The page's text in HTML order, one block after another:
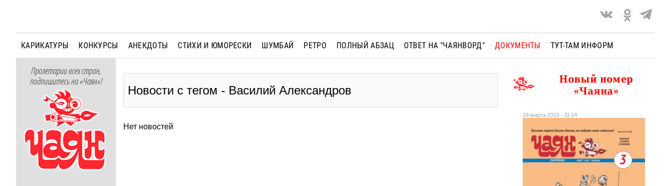
КАРИКАТУРЫ КОНКУРСЫ АНЕКДОТЫ СТИХИ И ЮМОРЕСКИ ШУМБАЙ РЕТРО ПОЛНЫЙ АБЗАЦ ОТВЕТ НА "ЧАЯНВОРД" ДОКУМЕНТЫ ТУТ-ТАМ ИНФОРМ
Пролетарии всех стран,
подпишитесь на «Чаян»!
Новости с тегом - Василий Александров
Нет новостей
Новый номер
«Чаяна»
19 марта 2015 - 11:14